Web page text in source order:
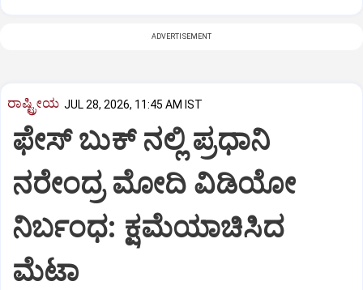
ADVERTISEMENT
ರಾಷ್ಟ್ರೀಯ JUL 28, 2026, 11:45 AM IST
ಫೇಸ್‌ ಬುಕ್ ನಲ್ಲಿ ಪ್ರಧಾನಿ
ನರೇಂದ್ರ ಮೋದಿ ವಿಡಿಯೋ
ನಿರ್ಬಂಧ: ಕ್ಷಮೆಯಾಚಿಸಿದ
ಮೆಟಾ